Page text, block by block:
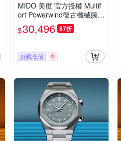
MIDO 美度 官方授權 Multif
ort Powerwind復古機械腕
錶-金色(M040407330270
0)/40mm
$30,496 87折
挑戰低價 券